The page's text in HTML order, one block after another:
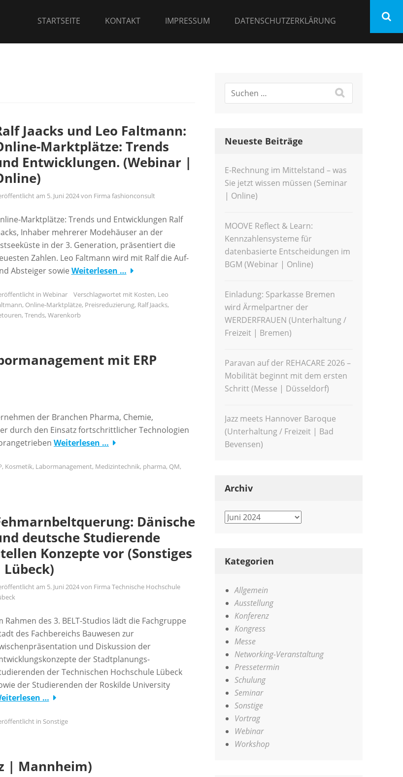
STARTSEITE KONTAKT IMPRESSUM DATENSCHUTZERKLÄRUNG
Jaacks und Leo Faltmann:
Marktplätze: Trends
Entwicklungen. (Webinar |
am 5. Juni 2024von Firma fashionconsult
Marktplätze: Trends und Entwicklungen Ralf
Inhaber mehrerer Modehäuser an der
in der 3. Generation, präsentiert die
Zahlen. Leo Faltmann wird mit Ralf die Auf-
Absteiger sowie Weiterlesen …
in Webinar Verschlagwortet mit Kosten, Leo
, Online-Marktplätze, Preisreduzierung, Ralf Jaacks,
, Trends, Warenkorb
mit ERP
der Branchen Pharma, Chemie,
durch den Einsatz fortschrittlicher Technologien
Weiterlesen …
, Kosmetik, Labormanagement, Medizintechnik, pharma, QM,
Dänische
deutsche Studierende
Konzepte vor (Sonstiges
Lübeck)
am 5. Juni 2024von Firma Technische Hochschule
Rahmen des 3. BELT-Studios lädt die Fachgruppe
des Fachbereichs Bauwesen zur
und Diskussion der
der Stadtplanungs-
der Technischen Hochschule Lübeck
der Studierenden der Roskilde University
…
in Sonstige
| Mannheim)
Neueste Beiträge
E-Rechnung im Mittelstand – was
Sie jetzt wissen müssen (Seminar
| Online)
MOOVE Reflect & Learn:
Kennzahlensysteme für
datenbasierte Entscheidungen im
BGM (Webinar | Online)
Einladung: Sparkasse Bremen
wird Ärmelpartner der
WERDERFRAUEN (Unterhaltung /
Freizeit | Bremen)
Paravan auf der REHACARE 2026 –
Mobilität beginnt mit dem ersten
Schritt (Messe | Düsseldorf)
Jazz meets Hannover Baroque
(Unterhaltung / Freizeit | Bad
Bevensen)
Archiv
Archiv
Kategorien
Allgemein
Ausstellung
Konferenz
Kongress
Messe
Networking-Veranstaltung
Pressetermin
Schulung
Seminar
Sonstige
Vortrag
Webinar
Workshop